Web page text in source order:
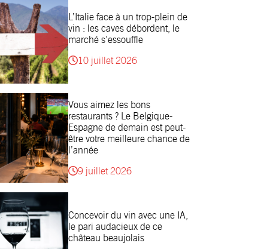
L’Italie face à un trop-plein de
vin : les caves débordent, le
marché s’essouffle
10 juillet 2026
Vous aimez les bons
restaurants ? Le Belgique-
Espagne de demain est peut-
être votre meilleure chance de
l’année
9 juillet 2026
Concevoir du vin avec une IA,
le pari audacieux de ce
château beaujolais